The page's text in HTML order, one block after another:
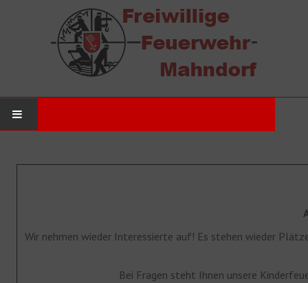
Einsätze
Wir nehmen wieder Interessierte auf! Es stehen wieder
Bei Fragen steht Ihnen unsere